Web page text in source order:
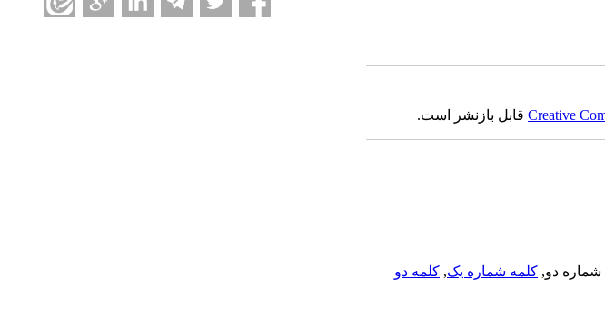
Creativeقابل بازنشر است.
شماره دو, کلمه شماره یک, کلمه دو